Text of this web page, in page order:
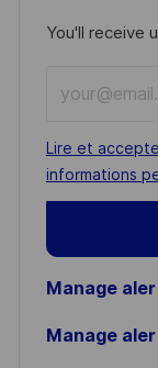
You'll receive
Email
address
(Required)
Required
Lire et
informations
Manage
Manage